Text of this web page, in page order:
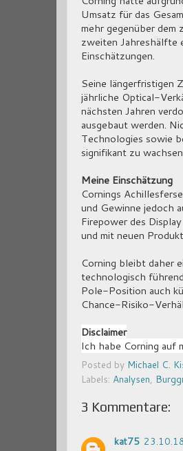
Umsatz für das
mehr gegenüber dem
zweiten Jahreshälfte
Einschätzungen.
Seine längerfristigen
jährliche Optical-
nächsten Jahren
ausgebaut werden.
Technologies sowie
signifikant zu
Meine Einschätzung
Cornings
und Gewinne jedoch
Firepower des
und mit neuen
Corning bleibt daher
technologisch
Pole-Position auch
Chance-Risiko-
Disclaimer
Ich habe Corning auf
Posted by Michael C.
Labels: Analysen,
3 Kommentare:
kat75